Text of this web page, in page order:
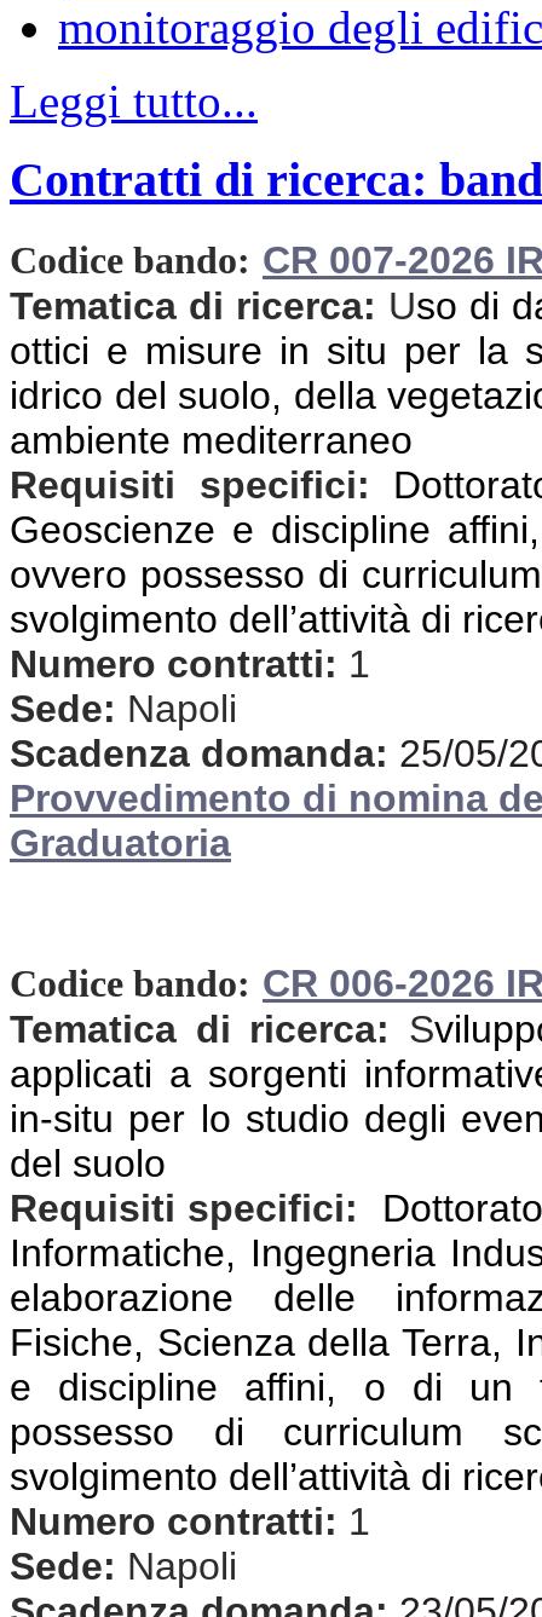
monitoraggio degli
Leggi tutto...
Contratti di ricerca:
Codice bando: CR 007-2026
Tematica di ricerca: Uso di
ottici e misure in situ per la
idrico del suolo, della
ambiente mediterraneo
Requisiti specifici:
Geoscienze e discipline
ovvero possesso di
svolgimento dell’attività di
Numero contratti: 1
Sede: Napoli
Scadenza domanda: 25/05/
Provvedimento di nomina
Graduatoria
Codice bando: CR 006-2026
Tematica di ricerca: S
applicati a sorgenti
in-situ per lo studio degli
del suolo
Requisiti specifici:
Informatiche, Ingegneria
elaborazione delle
Fisiche, Scienza della Terra,
e discipline affini, o di un
possesso di curriculum
svolgimento dell’attività di
Numero contratti: 1
Sede: Napoli